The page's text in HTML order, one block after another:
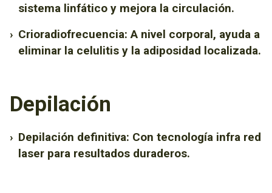
sistema linfático y mejora la circulación.
› Crioradiofrecuencia: A nivel corporal, ayuda a
eliminar la celulitis y la adiposidad localizada.
Depilación
› Depilación definitiva: Con tecnología infra red
laser para resultados duraderos.